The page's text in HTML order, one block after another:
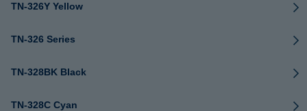
TN-326Y Yellow
TN-326 Series
TN-328BK Black
TN-328C Cyan